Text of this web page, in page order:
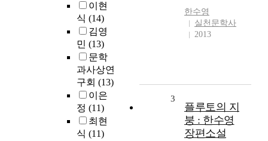
이현
식 (14)
김영
민 (13)
문학
과사상연
구회 (13)
이은
정 (11)
최현
식 (11)
한수영
실천문학사
2013
3
플루토의 지
붕 : 한수영
장편소설